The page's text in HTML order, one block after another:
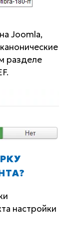
Joomla,
разделе
настройки